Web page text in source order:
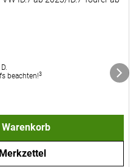
beachten!3
Warenkorb